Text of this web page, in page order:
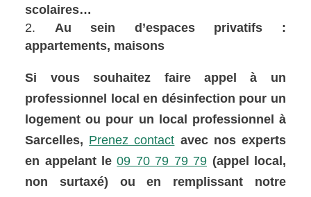
scolaires…
Au sein d’espaces privatifs :
appartements, maisons
Si vous souhaitez faire appel à un
professionnel local en désinfection pour un
logement ou pour un local professionnel à
Sarcelles, Prenez contact avec nos experts
en appelant le09 70 79 79 79 (appel local,
non surtaxé) ou en remplissant notre